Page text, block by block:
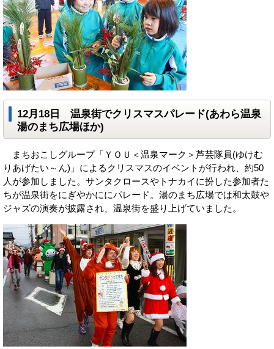
12月18日 温泉街でクリスマスパレード(あわら温泉
湯のまち広場ほか)
まちおこしグループ「ＹＯＵ＜温泉マーク＞芦芸隊員(ゆけむ
りあげたい～ん)」によるクリスマスのイベントが行われ、約50
人が参加しました。サンタクロースやトナカイに扮した参加者た
ちが温泉街をにぎやかににパレード。湯のまち広場では和太鼓や
ジャズの演奏が披露され、温泉街を盛り上げていました。